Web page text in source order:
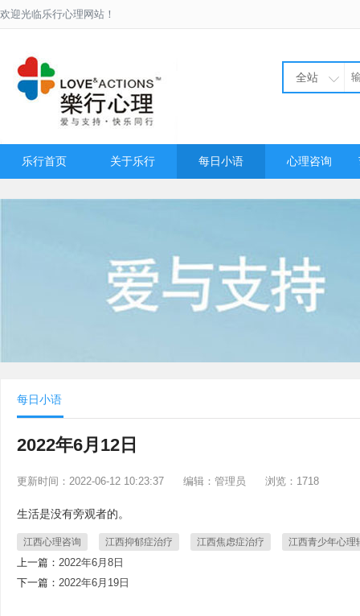
欢迎光临乐行心理网站！
全站
乐行首页 关于乐行 每日小语 心理咨询
每日小语
2022年6月12日
更新时间：2022-06-12 10:23:37 编辑：管理员 浏览：1718
生活是没有旁观者的。
江西心理咨询 江西抑郁症治疗 江西焦虑症治疗 江西青少年心理
上一篇： 2022年6月8日
下一篇： 2022年6月19日